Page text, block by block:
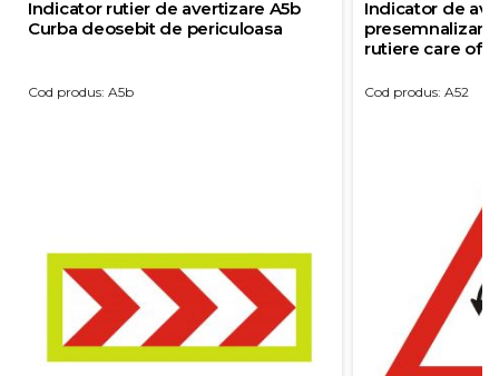
Indicator rutier de avertizare A5b
Curba deosebit de periculoasa
Cod produs: A5b
Indicator de
rutiere care
reflectorizanta
Cod produs: A52